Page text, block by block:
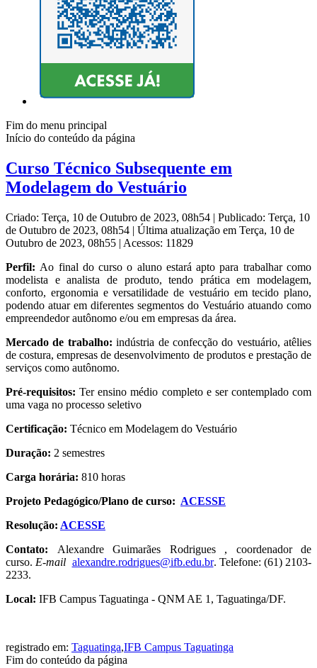
Fim do menu principal
Início do conteúdo da página
Curso Técnico Subsequente em
Modelagem do Vestuário
Criado: Terça, 10 de Outubro de 2023, 08h54 | Publicado: Terça, 10
de Outubro de 2023, 08h54 | Última atualização em Terça, 10 de
Outubro de 2023, 08h55 | Acessos: 11829
Perfil: Ao final do curso o aluno estará apto para trabalhar como
modelista e analista de produto, tendo prática em modelagem,
conforto, ergonomia e versatilidade de vestuário em tecido plano,
podendo atuar em diferentes segmentos do Vestuário atuando como
empreendedor autônomo e/ou em empresas da área.
Mercado de trabalho:indústria de confecção do vestuário, atêlies
de costura, empresas de desenvolvimento de produtos e prestação de
serviços como autônomo.
Pré-requisitos: Ter ensino médio completo e ser contemplado com
uma vaga no processo seletivo
Certificação: Técnico em Modelagem do Vestuário
Duração: 2 semestres
Carga horária: 810 horas
Projeto Pedagógico/Plano de curso: ACESSE
Resolução: ACESSE
Contato: Alexandre Guimarães Rodrigues , coordenador de
curso. E-mail alexandre.rodrigues@ifb.edu.br. Telefone: (61) 2103-
2233.
Local: IFB Campus Taguatinga - QNM AE 1, Taguatinga/DF.
registrado em: Taguatinga,IFB Campus Taguatinga
Fim do conteúdo da página